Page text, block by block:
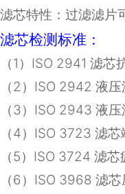
滤芯特性：过滤滤片
滤芯检测标准：
（1 ） ISO 2941 滤芯
（2 ） ISO 2942 液压
（3） ISO 2943 液压
（4） ISO 3723 滤芯
（5） ISO 3724 滤芯
（6） ISO 3968 滤芯